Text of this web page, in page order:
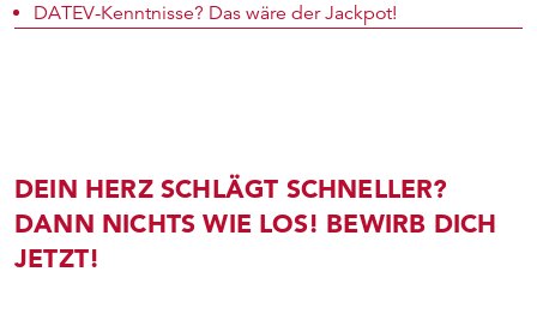
DATEV-Kenntnisse? Das wäre der Jackpot!
DEIN HERZ SCHLÄGT SCHNELLER?
DANN NICHTS WIE LOS! BEWIRB DICH
JETZT!